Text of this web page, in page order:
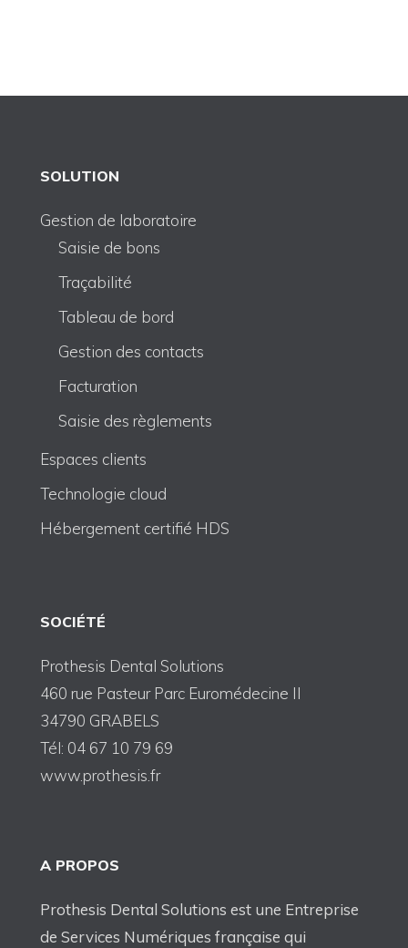
SOLUTION
Gestion de laboratoire
Saisie de bons
Traçabilité
Tableau de bord
Gestion des contacts
Facturation
Saisie des règlements
Espaces clients
Technologie cloud
Hébergement certifié HDS
SOCIÉTÉ
Prothesis Dental Solutions
460 rue Pasteur Parc Euromédecine II
34790 GRABELS
Tél: 04 67 10 79 69
www.prothesis.fr
A PROPOS
Prothesis Dental Solutions est une Entreprise
de Services Numériques française qui